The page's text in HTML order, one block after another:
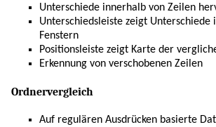
Unterschiede innerhalb von Zeilen
Unterschiedsleiste zeigt Unterschiede
Fenstern
Positionsleiste zeigt Karte der
Erkennung von verschobenen Zeilen
Ordnervergleich
Auf regulären Ausdrücken basierte